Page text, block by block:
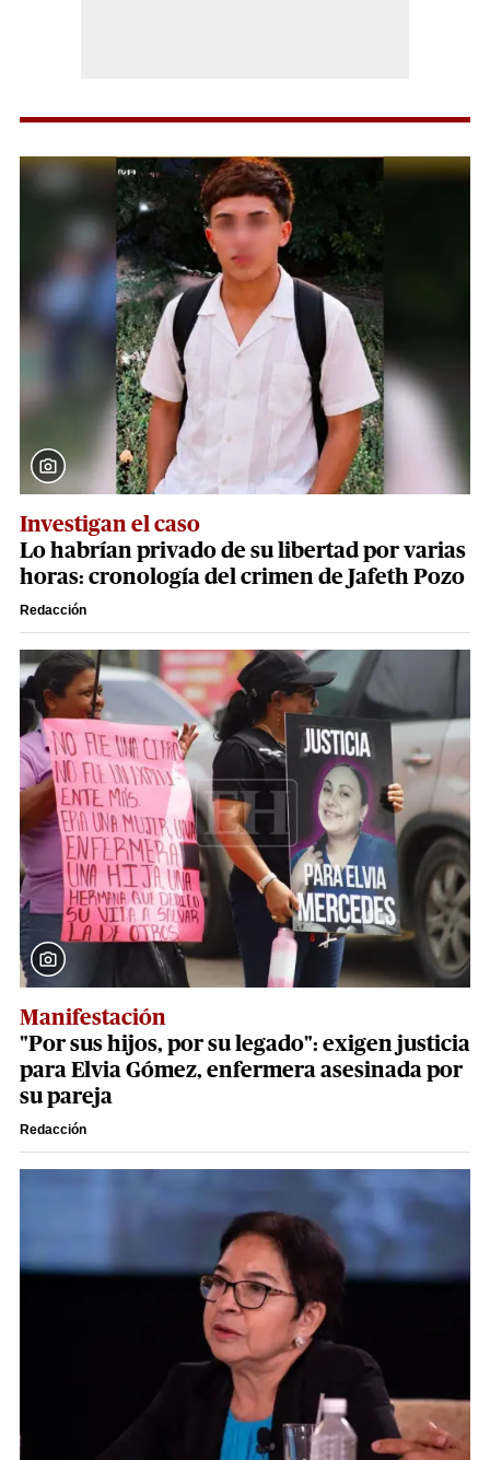
Investigan el caso
Lo habrían privado de su libertad por varias
horas: cronología del crimen de Jafeth Pozo
Redacción
Manifestación
"Por sus hijos, por su legado": exigen justicia
para Elvia Gómez, enfermera asesinada por
su pareja
Redacción